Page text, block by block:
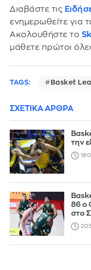
Διαβάστε τις
ενημερωθείτε για
Ακολουθήστε το
μάθετε πρώτοι όλες
TAGS: Basket
ΣΧΕΤΙΚΑ ΑΡΘΡΑ
την
86 ο
στο